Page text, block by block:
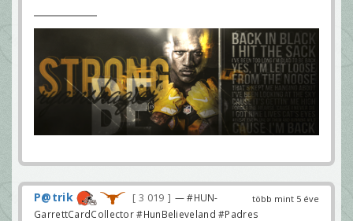
több mint 5 éve
P@trik 3 019
— #HUN-
GarrettCardCollector #HunBelieveland #Padres